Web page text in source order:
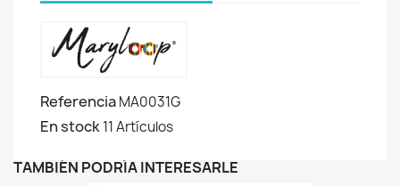
ReferenciaMA0031G
En stock11 Artículos
TAMBIÉN PODRÍA INTERESARLE